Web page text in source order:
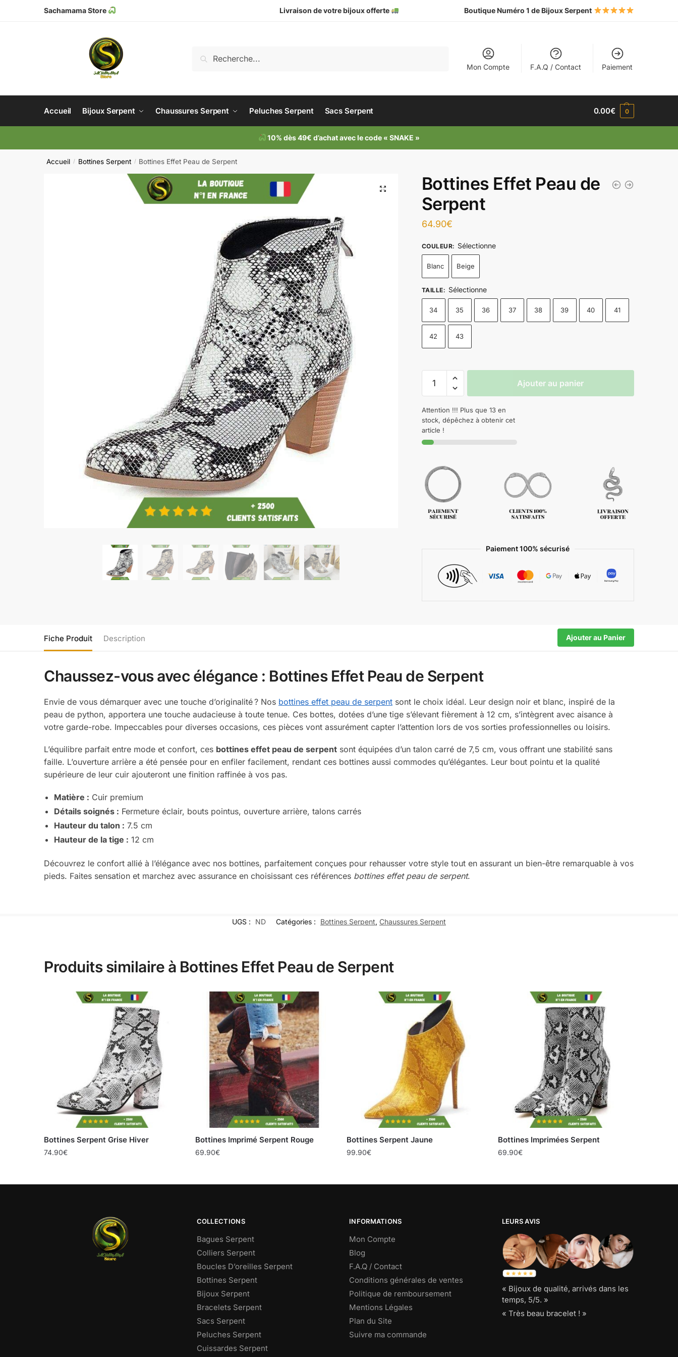
Sachamama Store Livraison de votre bijoux offerte Boutique Numéro 1 de Bijoux Serpent
Recherche
Mon Compte F.A.Q / Contact Paiement
Accueil Bijoux Serpent Chaussures Serpent Peluches Serpent Sacs Serpent 0.00€ 0
10% dès 49€ d’achat avec le code « SNAKE »
Accueil / Bottines Serpent / Bottines Effet Peau de Serpent
Bottines Effet Peau de
Serpent
64.90€
COULEUR: Sélectionne
Blanc Beige
TAILLE: Sélectionne
34 35 36 37 38 39 40 41
42 43
Ajouter au panier
Attention !!! Plus que 13 en
stock, dépêchez à obtenir cet
article !
Paiement 100% sécurisé
Fiche Produit Description Ajouter au Panier
Chaussez-vous avec élégance : Bottines Effet Peau de Serpent
Envie de vous démarquer avec une touche d’originalité ? Nos bottines effet peau de serpent sont le choix idéal. Leur design noir et blanc, inspiré de la
peau de python, apportera une touche audacieuse à toute tenue. Ces bottes, dotées d’une tige s’élevant fièrement à 12 cm, s’intègrent avec aisance à
votre garde-robe. Impeccables pour diverses occasions, ces pièces vont assurément capter l’attention lors de vos sorties professionnelles ou loisirs.
L’équilibre parfait entre mode et confort, ces bottines effet peau de serpent sont équipées d’un talon carré de 7,5 cm, vous offrant une stabilité sans
faille. L’ouverture arrière a été pensée pour en enfiler facilement, rendant ces bottines aussi commodes qu’élégantes. Leur bout pointu et la qualité
supérieure de leur cuir ajouteront une finition raffinée à vos pas.
Matière : Cuir premium
Détails soignés : Fermeture éclair, bouts pointus, ouverture arrière, talons carrés
Hauteur du talon : 7.5 cm
Hauteur de la tige : 12 cm
Découvrez le confort allié à l’élégance avec nos bottines, parfaitement conçues pour rehausser votre style tout en assurant un bien-être remarquable à vos
pieds. Faites sensation et marchez avec assurance en choisissant ces références bottines effet peau de serpent.
UGS : ND Catégories : Bottines Serpent, Chaussures Serpent
Produits similaire à Bottines Effet Peau de Serpent
Bottines Serpent Grise Hiver
74.90€
Bottines Imprimé Serpent Rouge
69.90€
Bottines Serpent Jaune
99.90€
Bottines Imprimées Serpent
69.90€
COLLECTIONS
Bagues Serpent
Colliers Serpent
Boucles D’oreilles Serpent
Bottines Serpent
Bijoux Serpent
Bracelets Serpent
Sacs Serpent
Peluches Serpent
Cuissardes Serpent
INFORMATIONS
Mon Compte
Blog
F.A.Q / Contact
Conditions générales de ventes
Politique de remboursement
Mentions Légales
Plan du Site
Suivre ma commande
LEURS AVIS
« Bijoux de qualité, arrivés dans les
temps, 5/5. »
« Très beau bracelet ! »